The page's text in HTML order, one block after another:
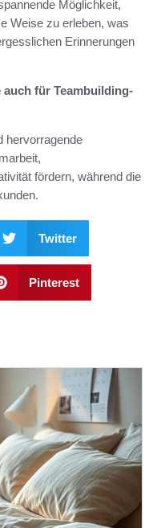
Möglichkeit,
Weise zu erleben, was
Erinnerungen
für Teambuilding-
hervorragende
fördern, während die
Twitter
Pinterest